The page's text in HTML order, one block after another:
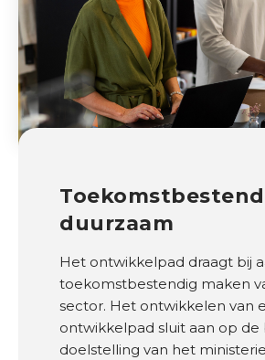
duurzaam
Het ontwikkelpad draagt bij
toekomstbestendig maken
sector. Het ontwikkelen van
ontwikkelpad sluit aan op de
doelstelling van het